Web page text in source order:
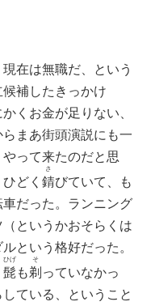
在は無職だ、という
補したきっかけ
くお金が足りない、
まあ街頭演説にも一
って来たのだと思
どく 錆
さ
びていて、も
だった。ランニング
というかおそらくは
という格好だった。
髭
ひげ
も剃
そ
っていなかっ
ている、ということ